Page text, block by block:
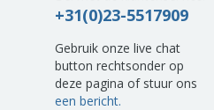
+31(0)23-5517909
Gebruik onze live chat
button rechtsonder op
deze pagina of stuur ons
een bericht.